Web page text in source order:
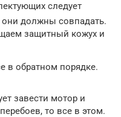
следует
они должны совпадать.
защитный кожух и
в обратном порядке.
завести мотор и
то все в этом.